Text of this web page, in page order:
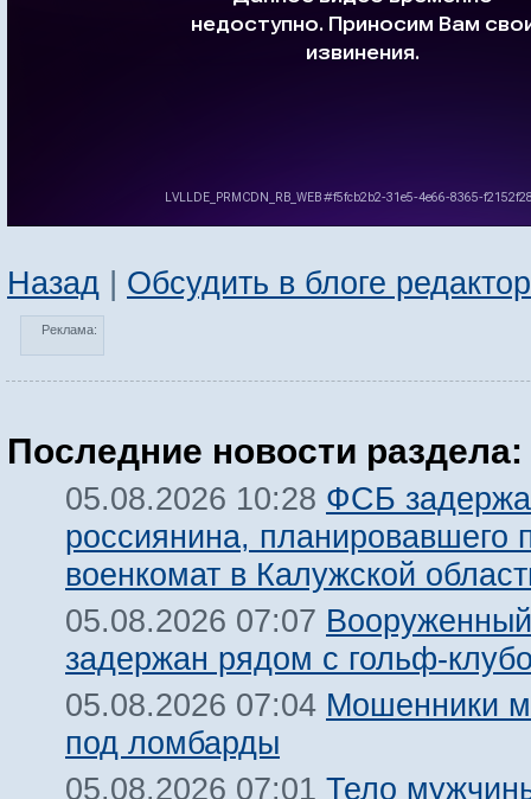
Назад | Обсудить в блоге
Реклама:
Последние новости раздела:
05.08.2026 10:28 ФСБ
россиянина, планировавшего
военкомат в Калужской
05.08.2026 07:07
задержан рядом с гольф-
05.08.2026 07:04 Мошенники
под ломбарды
05.08.2026 07:01 Тело